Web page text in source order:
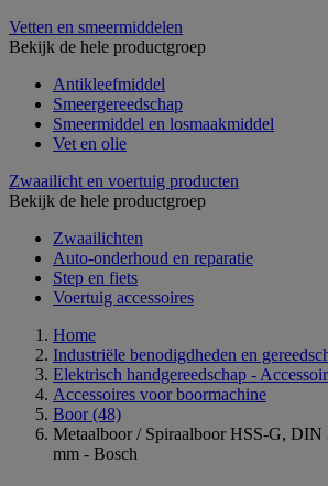
Vetten en smeermiddelen
Bekijk de hele productgroep
Antikleefmiddel
Smeergereedschap
Smeermiddel en losmaakmiddel
Vet en olie
Zwaailicht en voertuig producten
Bekijk de hele productgroep
Zwaailichten
Auto-onderhoud en reparatie
Step en fiets
Voertuig accessoires
Home
Industriële benodigdheden en
Elektrisch handgereedschap -
Accessoires voor boormachine
Boor (48)
Metaalboor / Spiraalboor HSS-G, DIN
mm - Bosch